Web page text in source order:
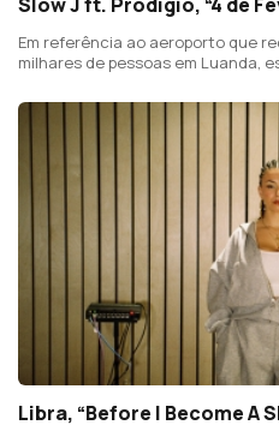
Em referência ao aeroporto que
milhares de pessoas em Luanda,
Libra, “Before I Become A